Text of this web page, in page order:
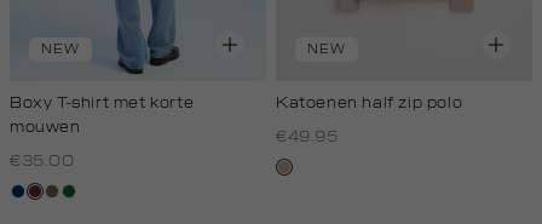
NEW
Boxy T-shirt met korte
mouwen
€35.00
donkerblauw
bordeaux
lichtbruin
donkergroen
NEW
Katoenen half zip polo
€49.95
kit,